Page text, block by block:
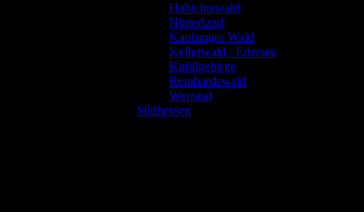
Habichtswald
Hinterland
Kaufunger Wald
Kellerwald / Edersee
Knüllgebirge
Reinhardswald
Werratal
Südhessen